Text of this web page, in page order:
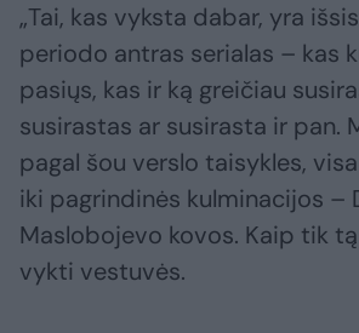
„Tai, kas vyksta dabar, yra
periodo antras serialas – kas
pasiųs, kas ir ką greičiau
susirastas ar susirasta ir pan.
pagal šou verslo taisykles,
iki pagrindinės kulminacijos –
Maslobojevo kovos. Kaip tik
vykti vestuvės.